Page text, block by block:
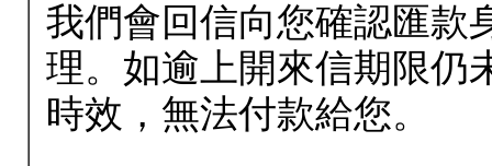
我們會回信向您確認匯款
理。如逾上開來信期限仍
時效，無法付款給您。